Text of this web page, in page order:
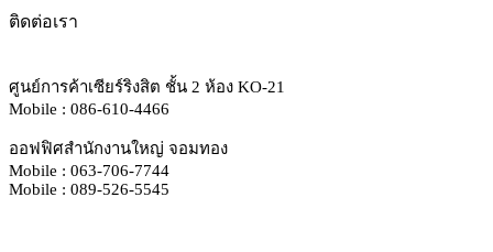
ติดต่อเรา
ศูนย์การค้าเซียร์ริงสิต ชั้น 2 ห้อง KO-21
Mobile : 086-610-4466
ออฟฟิศสำนักงานใหญ่ จอมทอง
Mobile : 063-706-7744
Mobile : 089-526-5545